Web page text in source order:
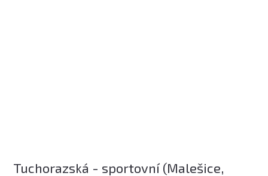
Tuchorazská - sportovní (Malešice,